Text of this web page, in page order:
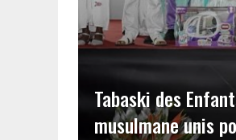
Tabaski des
musulmane unis